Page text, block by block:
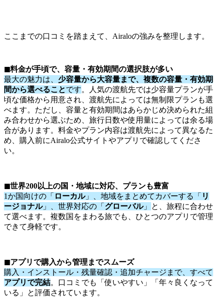
ここまでの口コミを踏まえて、Airaloの強みを整理します。
◼︎料金が手頃で、容量・有効期間の選択肢が多い
最大の魅力は、 少容量から大容量まで、複数の容量・有効期
間から選べることです。人気の渡航先では少容量プランが手
頃な価格から用意され、渡航先によっては無制限プランも選
べます。ただし、容量と有効期間はあらかじめ決められた組
み合わせから選ぶため、旅行日数や使用量によっては余る場
合があります。料金やプラン内容は渡航先によって異なるた
め、購入前にAiralo公式サイトやアプリで確認してくださ
い。
◼︎世界200以上の国・地域に対応、プランも豊富
1か国向けの「 ローカル」、地域をまとめてカバーする「 リ
ージョナル」、世界対応の「 グローバル」
と、旅程に合わせ
て選べます。複数国をまわる旅でも、ひとつのアプリで管理
できて身軽です。
◼︎アプリで購入から管理までスムーズ
購入・インストール・残量確認・追加チャージまで、すべて
アプリで完結。口コミでも「使いやすい」「年々良くなって
いる」と評価されています。